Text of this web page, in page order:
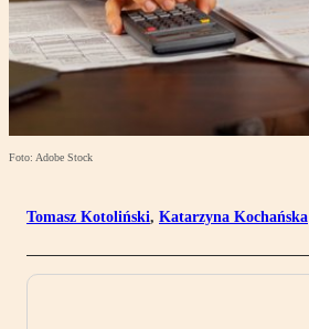
Foto: Adobe Stock
Tomasz Kotoliński, Katarzyna Kochańska